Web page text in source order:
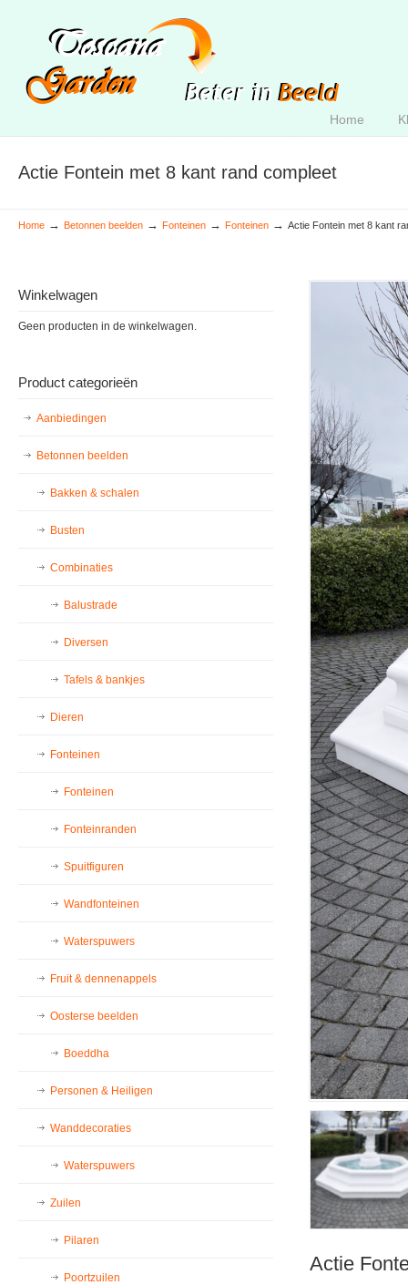
Home
Actie Fontein met 8 kant rand compleet
Home → Betonnen beelden → Fonteinen → Fonteinen → Actie Fontein met 8 kant
Actie
Winkelwagen
Geen producten in de winkelwagen.
Product categorieën
Aanbiedingen
Betonnen beelden
Bakken & schalen
Busten
Combinaties
Balustrade
Diversen
Tafels & bankjes
Dieren
Fonteinen
Fonteinen
Fonteinranden
Spuitfiguren
Wandfonteinen
Waterspuwers
Fruit & dennenappels
Oosterse beelden
Boeddha
Personen & Heiligen
Wanddecoraties
Waterspuwers
Zuilen
Pilaren
Poortzuilen